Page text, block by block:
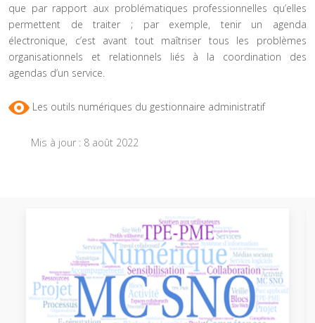
que par rapport aux problématiques professionnelles qu’elles
permettent de traiter ; par exemple, tenir un agenda
électronique, c’est avant tout maîtriser tous les problèmes
organisationnels et relationnels liés à la coordination des
agendas d’un service.
Les outils numériques du gestionnaire administratif
Mis à jour : 8 août 2022